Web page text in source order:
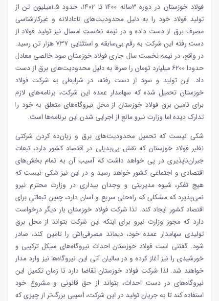
فولاد خوزستان در دوره ۳‌‌‌ساله ۱۴۰۰ تا ۱۴۰۲، حدود ۱.۵میلیون تن از
تولید فولاد خود را به دلیل محدودیت‌های ناعادلانه و غیرکارشناسی
مصرف برق از دست داده و در نیمه نخست امسال نیز تولید فولاد از
دست رفته این شرکت به رقم بی‌‌‌سابقه و استثنایی ۷۳۷ هزار تن رسید.
در واقع، در نیمه نخست سال جاری فولاد خوزستان سود خالصی معادل
حدودا ۶۲۰۰ میلیارد تومان را صرفا به دلیل محدودیت‌های برق از دست
داد. این تولید و سود از دست رفته، در شرایطی به شرکت فولاد
خوزستان تحمیل شده که سهامدار عمده این شرکت، برنامه‌‌‌های لازم
برای تامین برق فولاد خوزستان از محل نیروگاه‌‌‌های متعلق به خود را
تدارک دیده اما وزارت نیرو مانع از اجرایی شدن این برنامه‌‌‌ها است.
شکی نیست که تحمیل محدودیت‌های برق و زیان‌‌‌ده کردن شرکتی
نظیر فولاد خوزستان که نقش بی‌‌‌بدیلی در اقتصاد کشور دارد، تبعات
جبران‌‌‌ناپذیری در پی خواهد داشت که آسیب آن به تمام بخش‌‌‌های
اقتصادی و اجتماعی کشور خواهد رسید و در این نیز شکی نیست که
هیچ تفکر، شیوه مدیریتی و وجدان بیداری در وزارت محترم نیرو
نمی‌‌‌پذیرد که مشکلی که راه‌‌‌حلی سریع و آسان دارد، چنین تبعاتی برای
اقتصاد کشور ایجاد کند. لذا شرکت فولاد خوزستان بار دیگر درخواست
دارد که مجوز وزارت نیرو برای اینکه این شرکت بتواند از محل برق
تولیدی سهامدار عمده خود، دیماند مصرفی‌‌‌اش را تامین کند، صادر
شود. گفتنی است فولاد خوزستان احداث نیروگاه‌‌‌های سیکل ترکیبی و
خورشیدی را نیز آغاز کرده و در سالیان آتی این نیروگاه‌‌‌ها نیز وارد مدار
خواهند شد. لذا شرکت فولاد خوزستان تقاضا دارد تا زمان تکمیل این
نیروگاه‌‌‌های در دست احداث، بتواند از حق قانونی و مشروع خود
استفاده کند تا به جریان تولید در این شرکت، آسیبی بزرگ‌تر از چیزی که